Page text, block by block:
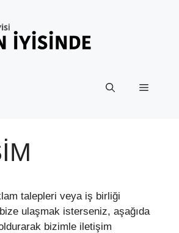
Menü
talepleri veya iş birliği
ulaşmak isterseniz, aşağıda
bizimle iletişim